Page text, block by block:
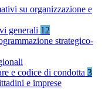
su organizzazione e
generali 12
strategico-
e codice di condotta 3
e imprese